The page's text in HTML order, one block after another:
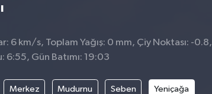
6 km/s, Toplam Yağış: 0 mm, Çiy Noktası: -0.8,
6:55, Gün Batımı: 19:03
Merkez Mudurnu Seben Yeniçağa